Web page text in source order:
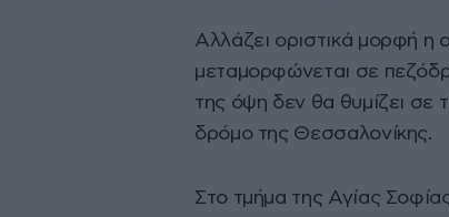
Αλλάζει οριστικά μορφή η
μεταμορφώνεται σε
της όψη δεν θα θυμίζει σε
δρόμο της Θεσσαλονίκης.
Στο τμήμα της Αγίας